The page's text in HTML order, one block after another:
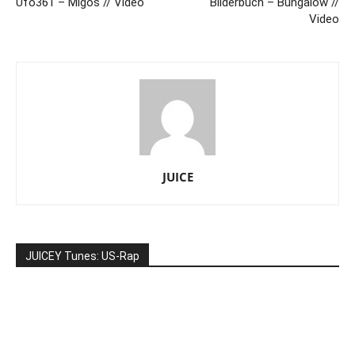
Video
JUICE
JUICEY Tunes: US-Rap